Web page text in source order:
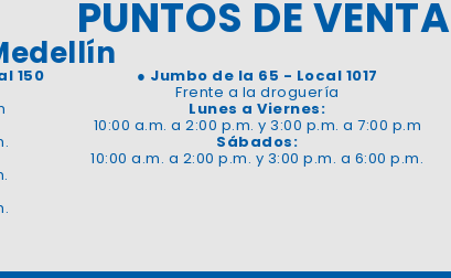
PUNTOS DE VENTA
150 ● Jumbo de la 65 - Local 1017
Frente a la droguería
Lunes a Viernes:
10:00 a.m. a 2:00 p.m. y 3:00 p.m. a 7:00 p.m
Sábados:
10:00 a.m. a 2:00 p.m. y 3:00 p.m. a 6:00 p.m.